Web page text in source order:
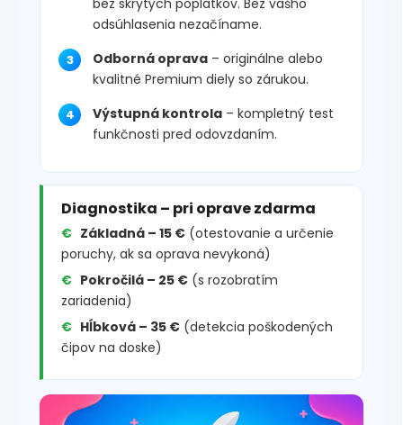
odsúhlasenia nezačíname.
Odborná oprava – originálne alebo
kvalitné Premium diely so zárukou.
Výstupná kontrola – kompletný test
funkčnosti pred odovzdaním.
Diagnostika – pri oprave zdarma
Základná – 15 € (otestovanie a určenie
poruchy, ak sa oprava nevykoná)
Pokročilá – 25 € (s rozobratím
zariadenia)
Hĺbková – 35 € (detekcia poškodených
čipov na doske)